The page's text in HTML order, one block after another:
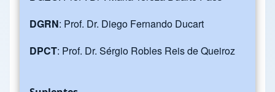
DGRN: Prof. Dr. Diego Fernando Ducart
DPCT: Prof. Dr. Sérgio Robles Reis de Queiroz